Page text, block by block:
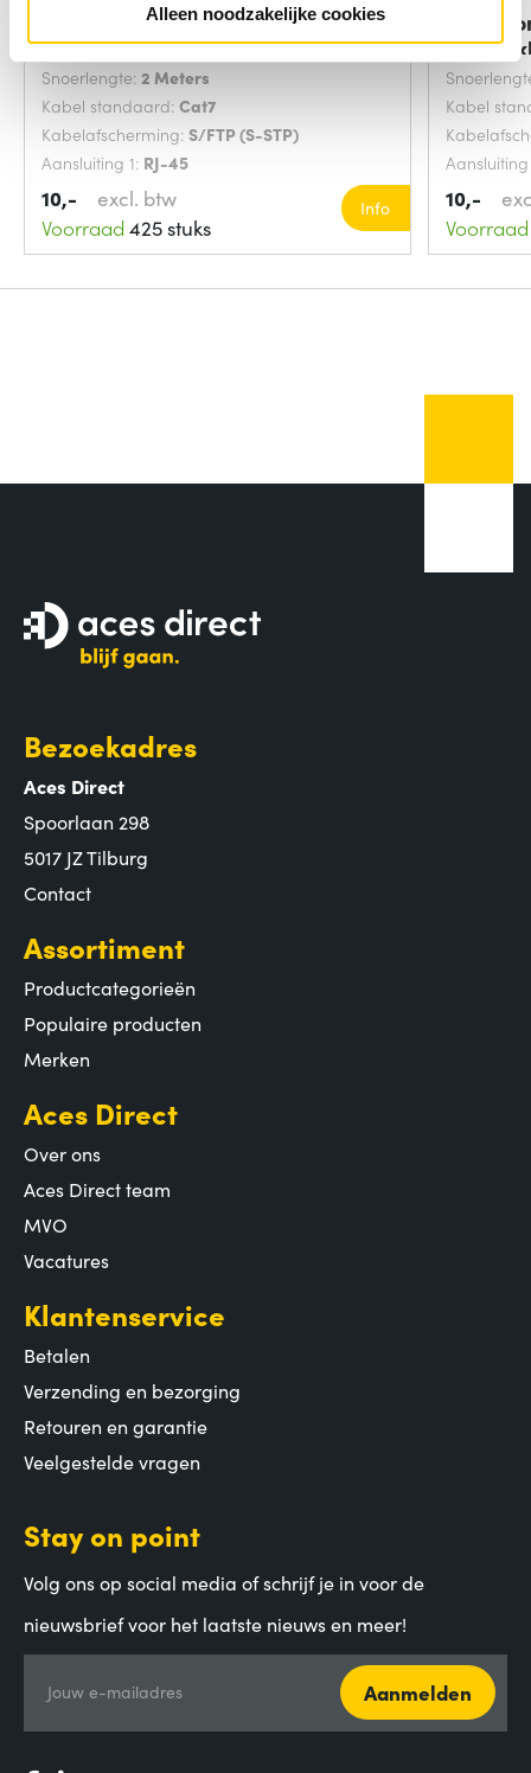
Alleen noodzakelijke cookies
Microconnect SFTP702G
netwerkkabel Groen 2
Snoerlengte: 2 Meters
Kabel standaard: Cat7
Kabelafscherming: S/FTP (S-STP)
Aansluiting 1: RJ-45
10,-
excl. btw
Voorraad 425 stuks
Info
Kabel
10,-
Voorraad
Bezoekadres
Aces Direct
Spoorlaan 298
5017 JZ Tilburg
Contact
Assortiment
Productcategorieën
Populaire producten
Merken
Aces Direct
Over ons
Aces Direct team
MVO
Vacatures
Klantenservice
Betalen
Verzending en bezorging
Retouren en garantie
Veelgestelde vragen
Stay on point
Volg ons op social media of schrijf je in voor de
nieuwsbrief voor het laatste nieuws en meer!
Jouw e-mailadres Aanmelden